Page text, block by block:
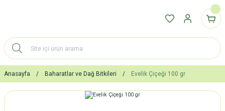
Anasayfa Baharatlar ve Dağ Bitkileri Evelik Çiçeği 100 gr